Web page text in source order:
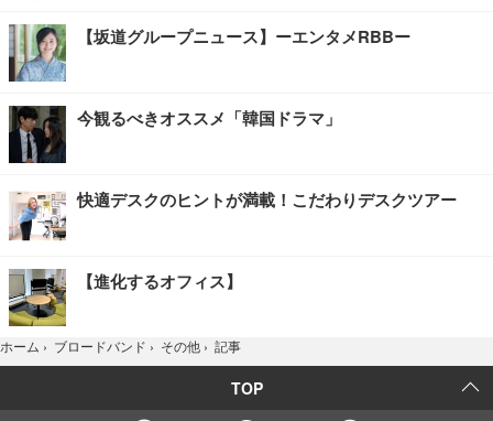
【坂道グループニュース】ーエンタメRBBー
今観るべきオススメ「韓国ドラマ」
快適デスクのヒントが満載！こだわりデスクツアー
【進化するオフィス】
ホーム › ブロードバンド › その他 › 記事
TOP